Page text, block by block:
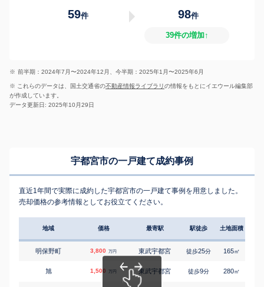
59件 98件
39件の増加↑
※ 前半期：2024年7月〜2024年12月、今半期：2025年1月〜2025年6月
※ これらのデータは、国土交通省の不動産情報ライブラリの情報をもとにイエウール編集部
が作成しています。
データ更新日: 2025年10月29日
宇都宮市の一戸建て成約事例
直近1年間で実際に成約した宇都宮市の一戸建て事例を用意しました。
売却価格の参考情報としてお役立てください。
地域 価格 最寄駅 駅徒歩 土地面積
明保野町 3,800 万円 東武宇都宮 徒歩25分 165㎡
旭 1,500 万円 東武宇都宮 徒歩9分 280㎡